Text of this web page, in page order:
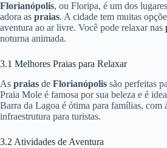
Florianópolis, ou Floripa, é um dos
adora as praias. A cidade tem muitas
aventura ao ar livre. Você pode relaxar nas
noturna animada.
3.1 Melhores Praias para Relaxar
As praias de Florianópolis são perfeitas
Praia Mole é famosa por sua beleza e é
Barra da Lagoa é ótima para famílias, com
infraestrutura para turistas.
3.2 Atividades de Aventura